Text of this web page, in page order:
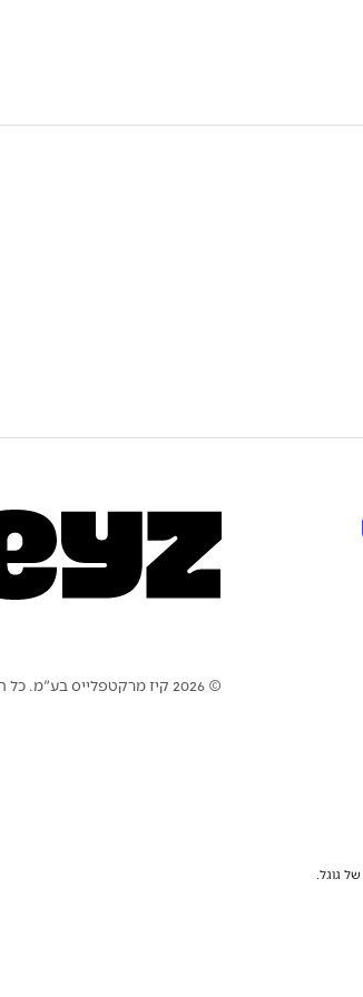
© 2026 קיז מרקטפלייס בע"מ. כל הזכויות שמורות
של גוגל.